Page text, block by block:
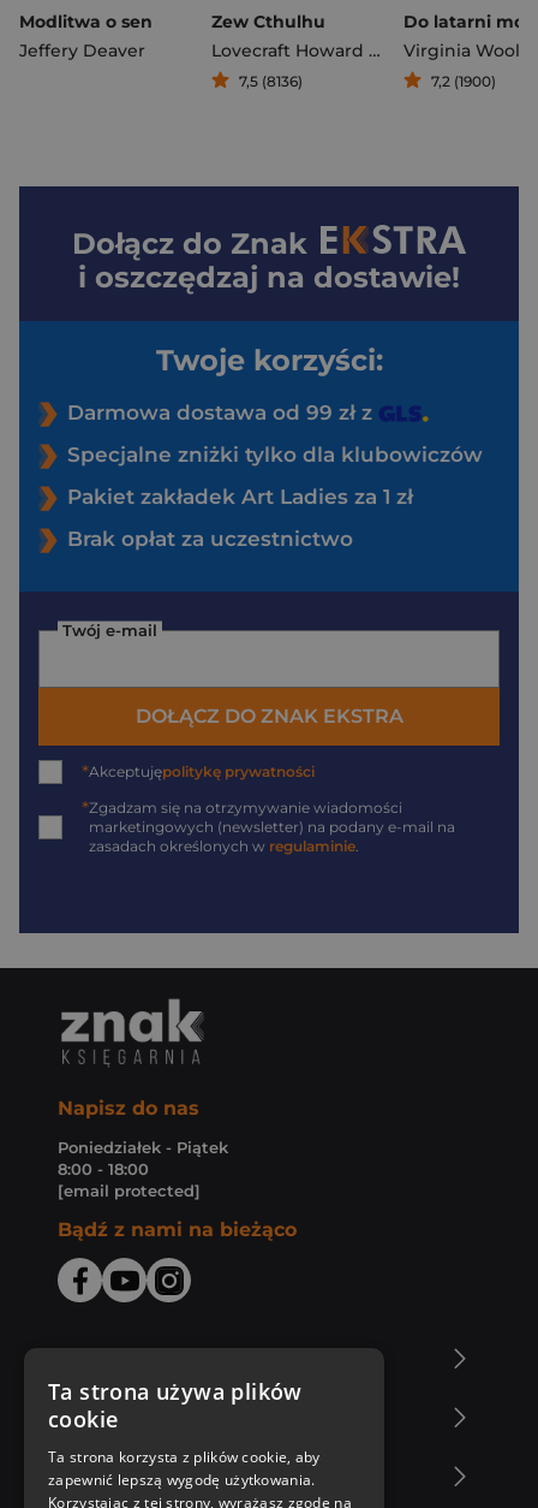
Modlitwa o sen
Jeffery Deaver
Zew Cthulhu
Lovecraft Howard Philips
7,5 (8136)
Do latarni
Virginia Woolf
7,2 (1900)
Dołącz do Znak
i oszczędzaj na dostawie!
Twoje korzyści:
Darmowa dostawa od 99 zł z
Specjalne zniżki tylko dla klubowiczów
Pakiet zakładek Art Ladies za 1 zł
Brak opłat za uczestnictwo
Twój e-mail
DOŁĄCZ DO ZNAK EKSTRA
*Akceptujępolitykę prywatności
*Zgadzam się na otrzymywanie wiadomości
marketingowych (newsletter) na podany e-mail na
zasadach określonych w regulaminie.
Napisz do nas
Poniedziałek - Piątek
8:00 - 18:00
[email protected]
Bądź z nami na bieżąco
Zakupy u nas
Nasza oferta
Ta strona używa plików
cookie
Ta strona korzysta z plików cookie, aby
zapewnić lepszą wygodę użytkowania.
Korzystając z tej strony, wyrażasz zgodę na